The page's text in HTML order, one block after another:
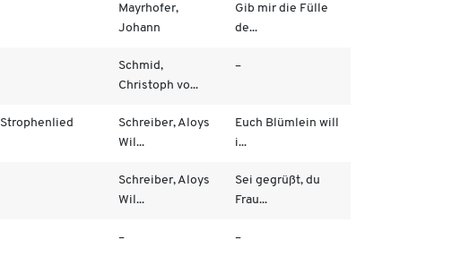
Mayrhofer,
Johann
Gib mir die Fülle
de...
Schmid,
Christoph vo...
–
Strophenlied
Schreiber, Aloys
Wil...
Euch Blümlein will
i...
Schreiber, Aloys
Wil...
Sei gegrüßt, du
Frau...
– –